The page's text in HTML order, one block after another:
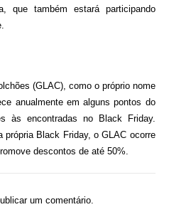
que também estará participando
(GLAC), como o próprio nome
anualmente em alguns pontos do
às encontradas no Black Friday.
própria Black Friday, o GLAC ocorre
descontos de até 50%.
um comentário.